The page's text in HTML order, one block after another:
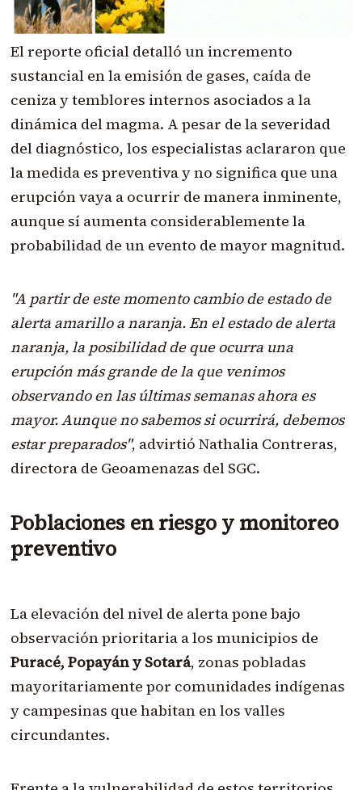
El reporte oficial detalló un incremento
sustancial en la emisión de gases, caída de
ceniza y temblores internos asociados a la
dinámica del magma. A pesar de la severidad
del diagnóstico, los especialistas aclararon que
la medida es preventiva y no significa que una
erupción vaya a ocurrir de manera inminente,
aunque sí aumenta considerablemente la
probabilidad de un evento de mayor magnitud.
"A partir de este momento cambio de estado de
alerta amarillo a naranja. En el estado de alerta
naranja, la posibilidad de que ocurra una
erupción más grande de la que venimos
observando en las últimas semanas ahora es
mayor. Aunque no sabemos si ocurrirá, debemos
estar preparados", advirtió Nathalia Contreras,
directora de Geoamenazas del SGC.
Poblaciones en riesgo y monitoreo
preventivo
La elevación del nivel de alerta pone bajo
observación prioritaria a los municipios de
Puracé, Popayán y Sotará, zonas pobladas
mayoritariamente por comunidades indígenas
y campesinas que habitan en los valles
circundantes.